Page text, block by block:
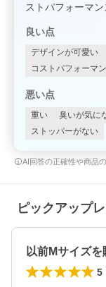
ストパフォーマ
良い点
デザインが可愛い
コストパフォーマ
悪い点
重い 臭いが気に
ストッパーがない
AI回答の正確性や商品
ピックアップ
5